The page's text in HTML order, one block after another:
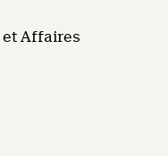
Affaires